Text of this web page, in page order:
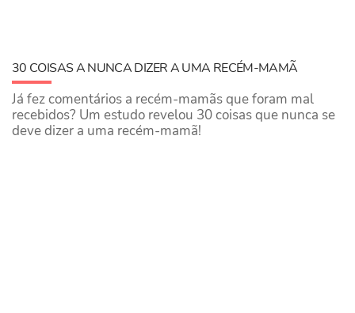
30 COISAS A NUNCA DIZER A UMA RECÉM-MAMÃ
Já fez comentários a recém-mamãs que foram mal
recebidos? Um estudo revelou 30 coisas que nunca se
deve dizer a uma recém-mamã!